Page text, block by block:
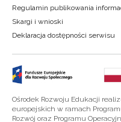
Regulamin publikowania
Skargi i wnioski
Deklaracja dostępności serwisu
Ośrodek Rozwoju Edukacji
europejskich w ramach
Rozwój oraz Programu